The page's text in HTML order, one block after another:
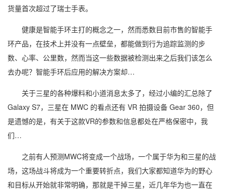
货量首次超过了瑞士手表。
健康是智能手环主打的概念之一，然而悉数目前市售的智能手
环产品，在技术上并没有一点壁垒，都能做到行为追踪监测的步
数、心率、公里数，然而当这一些数据被检测出来之后我们该怎么
去办呢？智能手环后应用的解决方案却…
关于三星的各种爆料和小道消息太多了，经过小编的汇总除了
Galaxy S7，三星在 MWC 的看点还有 VR 拍摄设备 Gear 360，但
是遗憾的是，有关于这款VR的参数和信息都处在严格保密中，我
们…
之前有人预测MWC将变成一个战场，一个属于华为和三星的战
场，这场战斗将成为一个重要转折点，我们大家都知道华为的野心
和目标从开始就非常明确，那就是干掉三星，近几年华为也一直在